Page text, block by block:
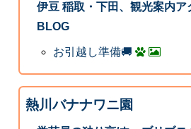
伊豆 稲取・下田、観光案内ア
BLOG
お引越し準備🚚
熱川バナナワニ園